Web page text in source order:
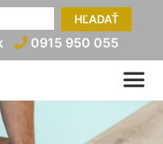
HĽADAŤ
0915 950 055